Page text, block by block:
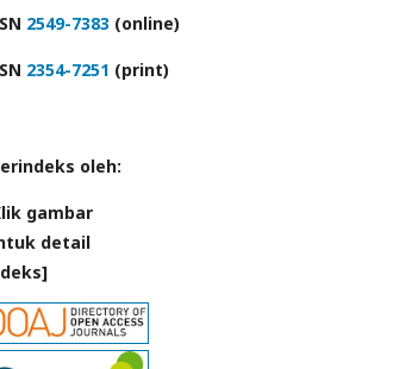
2549-7383 (online)
2354-7251 (print)
oleh:
gambar
detail